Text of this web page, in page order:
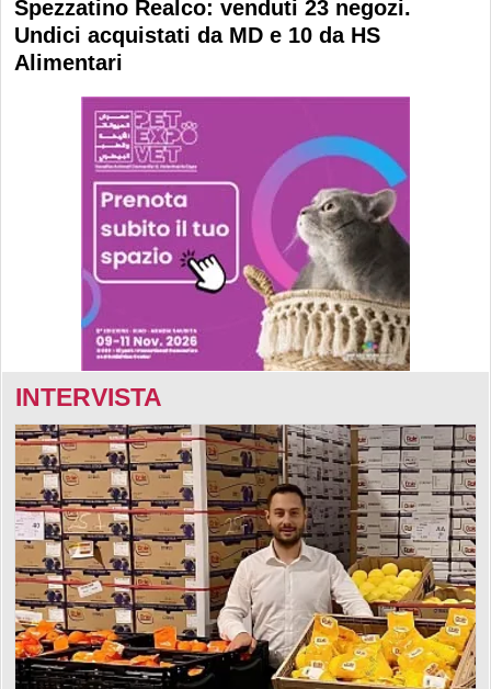
Spezzatino Realco: venduti 23 negozi.
Undici acquistati da MD e 10 da HS
Alimentari
INTERVISTA